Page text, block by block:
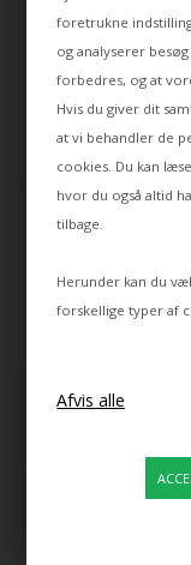
foretrukne
og analyserer
forbedres, og at
Hvis du giver dit
at vi behandler de
cookies. Du kan
hvor du også altid
tilbage.
Herunder kan du
forskellige typer af
ARTEMIDE
PIRCE LED
8.738,00
7.352,00
Se